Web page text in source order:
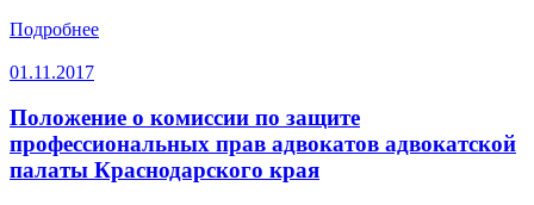
Подробнее
01.11.2017
Положение о комиссии по защите
профессиональных прав адвокатов адвокатской
палаты Краснодарского края